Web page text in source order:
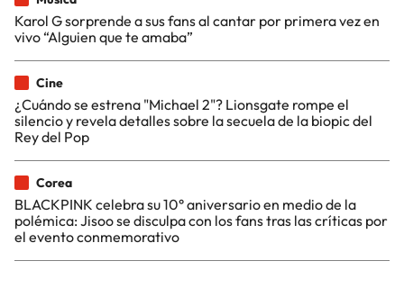
Karol G sorprende a sus fans al cantar por primera vez en
vivo “Alguien que te amaba”
Cine
¿Cuándo se estrena "Michael 2"? Lionsgate rompe el
silencio y revela detalles sobre la secuela de la biopic del
Rey del Pop
Corea
BLACKPINK celebra su 10° aniversario en medio de la
polémica: Jisoo se disculpa con los fans tras las críticas por
el evento conmemorativo